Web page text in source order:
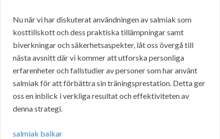
Nu när vi har diskuterat användningen av salmiak som
kosttillskott och dess praktiska tillämpningar samt
biverkningar och säkerhetsaspekter, låt oss övergå till
nästa avsnitt där vi kommer att utforska personliga
erfarenheter och fallstudier av personer som har använt
salmiak för att förbättra sin träningsprestation. Detta ger
oss en inblick i verkliga resultat och effektiviteten av
denna strategi.
salmiak balkar